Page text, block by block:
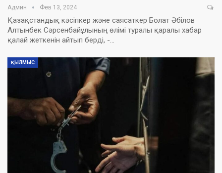
Админ Фев 13, 2024
Қазақстандық кәсіпкер және саясаткер Болат Әбілов
Алтынбек Сәрсенбайұлының өлімі туралы қаралы хабар
қалай жеткенін айтып берді, -…
ҚЫЛМЫС